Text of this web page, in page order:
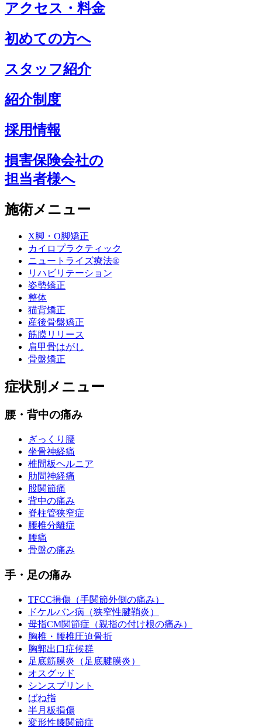
アクセス・料金
初めての方へ
スタッフ紹介
紹介制度
採用情報
損害保険会社の
担当者様へ
施術メニュー
X脚・O脚矯正
カイロプラクティック
ニュートライズ療法®
リハビリテーション
姿勢矯正
整体
猫背矯正
産後骨盤矯正
筋膜リリース
肩甲骨はがし
骨盤矯正
症状別メニュー
腰・背中の痛み
ぎっくり腰
坐骨神経痛
椎間板ヘルニア
肋間神経痛
股関節痛
背中の痛み
脊柱管狭窄症
腰椎分離症
腰痛
骨盤の痛み
手・足の痛み
TFCC損傷（手関節外側の痛み）
ドケルバン病（狭窄性腱鞘炎）
母指CM関節症（親指の付け根の痛み）
胸椎・腰椎圧迫骨折
胸郭出口症候群
足底筋膜炎（足底腱膜炎）
オスグッド
シンスプリント
ばね指
半月板損傷
変形性膝関節症